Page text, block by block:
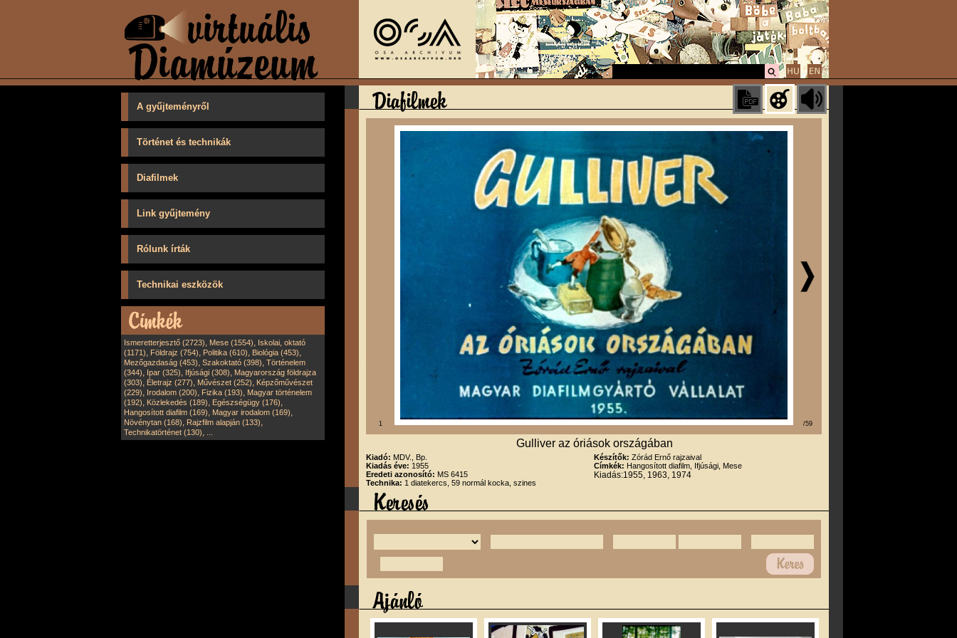
A gyűjteményről
Történet és technikák
Diafilmek
Link gyűjtemény
Rólunk írták
Technikai eszközök
Ismeretterjesztő (2723), Mese (1554), Iskolai, oktató
(1171), Földrajz (754), Politika (610), Biológia (453),
Mezőgazdaság (453), Szakoktató (398), Történelem
(344), Ipar (325), Ifjúsági (308), Magyarország földrajza
(303), Életrajz (277), Művészet (252), Képzőművészet
(229), Irodalom (200), Fizika (193), Magyar történelem
(192), Közlekedés (189), Egészségügy (176),
Hangosított diafilm (169), Magyar irodalom (169),
Növénytan (168), Rajzfilm alapján (133),
Technikatörténet (130),
1 /59
Gulliver az óriások országában
Kiadó: MDV., Bp.
Kiadás éve: 1955
Eredeti azonosító: MS 6415
Technika: 1 diatekercs, 59 normál kocka, szines
Készítők: Zórád Ernő rajzaival
Címkék: Hangosított diafilm, Ifjúsági, Mese
Kiadás:1955, 1963, 1974